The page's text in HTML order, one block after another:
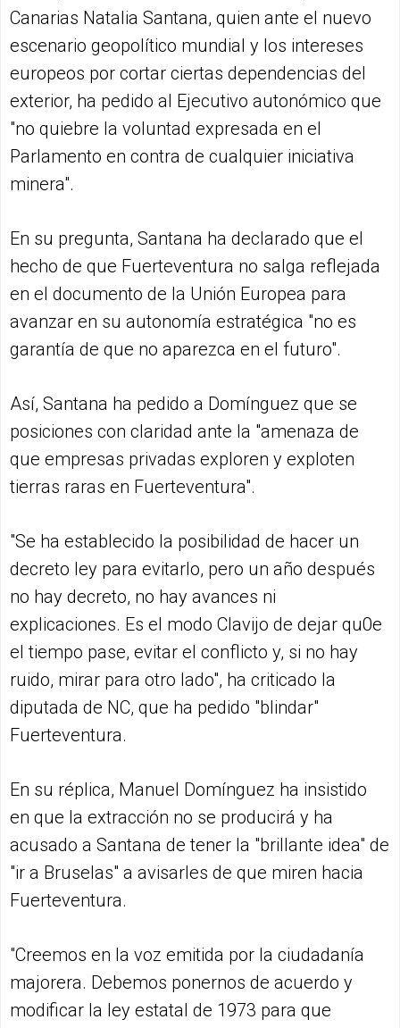
Canarias Natalia Santana, quien ante el nuevo
escenario geopolítico mundial y los intereses
europeos por cortar ciertas dependencias del
exterior, ha pedido al Ejecutivo autonómico que
"no quiebre la voluntad expresada en el
Parlamento en contra de cualquier iniciativa
minera".
En su pregunta, Santana ha declarado que el
hecho de que Fuerteventura no salga reflejada
en el documento de la Unión Europea para
avanzar en su autonomía estratégica "no es
garantía de que no aparezca en el futuro".
Así, Santana ha pedido a Domínguez que se
posiciones con claridad ante la "amenaza de
que empresas privadas exploren y exploten
tierras raras en Fuerteventura".
"Se ha establecido la posibilidad de hacer un
decreto ley para evitarlo, pero un año después
no hay decreto, no hay avances ni
explicaciones. Es el modo Clavijo de dejar qu0e
el tiempo pase, evitar el conflicto y, si no hay
ruido, mirar para otro lado", ha criticado la
diputada de NC, que ha pedido "blindar"
Fuerteventura.
En su réplica, Manuel Domínguez ha insistido
en que la extracción no se producirá y ha
acusado a Santana de tener la "brillante idea" de
"ir a Bruselas" a avisarles de que miren hacia
Fuerteventura.
"Creemos en la voz emitida por la ciudadanía
majorera. Debemos ponernos de acuerdo y
modificar la ley estatal de 1973 para que